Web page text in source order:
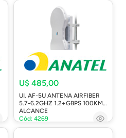
U$ 485,00
UI. AF-5U ANTENA AIRFIBER
5.7-6.2GHZ 1.2+GBPS 100KM
ALCANCE
Cód: 4269